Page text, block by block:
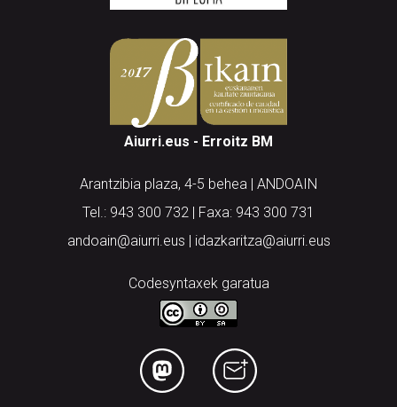
Aiurri.eus - Erroitz BM
Arantzibia plaza, 4-5 behea | ANDOAIN
Tel.: 943 300 732 | Faxa: 943 300 731
andoain@aiurri.eus | idazkaritza@aiurri.eus
Codesyntaxek garatua